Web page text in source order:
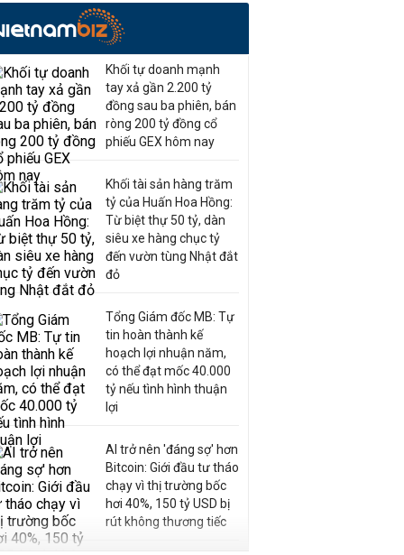
Khối tự doanh mạnh
tay xả gần 2.200 tỷ
đồng sau ba phiên, bán
ròng 200 tỷ đồng cổ
phiếu GEX hôm nay
Khối tài sản hàng trăm
tỷ của Huấn Hoa Hồng:
Từ biệt thự 50 tỷ, dàn
siêu xe hàng chục tỷ
đến vườn tùng Nhật đắt
đỏ
Tổng Giám đốc MB: Tự
tin hoàn thành kế
hoạch lợi nhuận năm,
có thể đạt mốc 40.000
tỷ nếu tình hình thuận
lợi
AI trở nên 'đáng sợ' hơn
Bitcoin: Giới đầu tư tháo
chạy vì thị trường bốc
hơi 40%, 150 tỷ USD bị
rút không thương tiếc